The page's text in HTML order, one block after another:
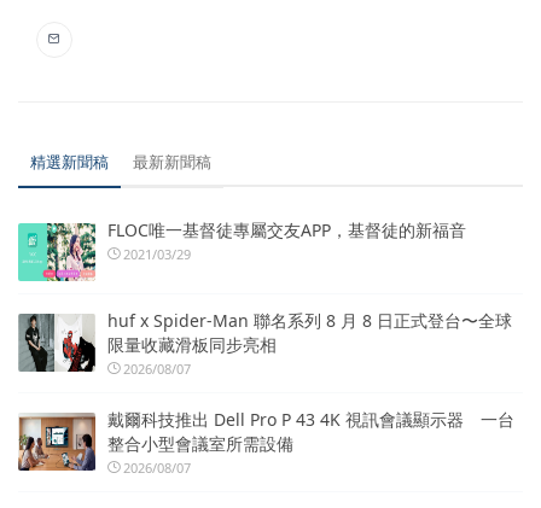
精選新聞稿 最新新聞稿
FLOC唯一基督徒專屬交友APP，基督徒的新福音
2021/03/29
huf x Spider-Man 聯名系列 8 月 8 日正式登台〜全球
限量收藏滑板同步亮相
2026/08/07
戴爾科技推出 Dell Pro P 43 4K 視訊會議顯示器 一台
整合小型會議室所需設備
2026/08/07